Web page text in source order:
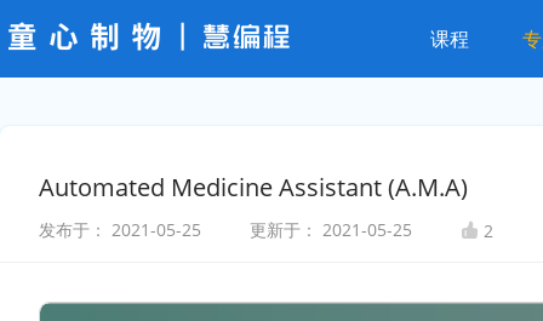
课程
Automated Medicine Assistant (A.M.A)
发布于： 2021-05-25 更新于： 2021-05-25 2